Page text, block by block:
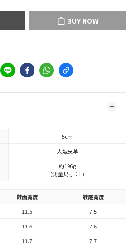
BUY NOW
5cm
人造皮革
約196g
(測量尺寸：L)
鞋面寬度
鞋底寬度
11.5
7.5
11.6
7.6
11.7
7.7